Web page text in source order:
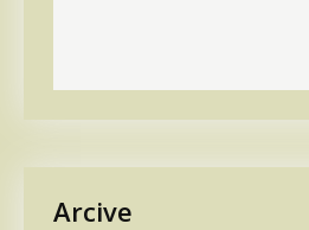
Arcive